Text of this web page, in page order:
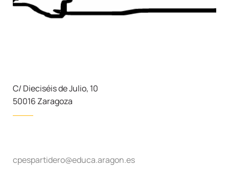
C/ Dieciséis de Julio, 10
50016 Zaragoza
cpespartidero@educa.aragon.es